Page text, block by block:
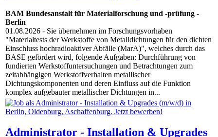
BAM Bundesanstalt für Materialforschung und -prüfung -
Berlin
01.08.2026 - Sie übernehmen im Forschungsvorhaben
"Materialtests der Werkstoffe von Metalldichtungen für den dichten
Einschluss hochradioaktiver Abfälle (MarA)", welches durch das
BASE gefördert wird, folgende Aufgaben: Durchführung von
fundierten Werkstoffuntersuchungen und Betrachtungen zum
zeitabhängigen Werkstoffverhalten metallischer
Dichtungskomponenten und deren Einfluss auf die Funktion
komplex aufgebauter metallischer Dichtungen in...
Administrator - Installation & Upgrades